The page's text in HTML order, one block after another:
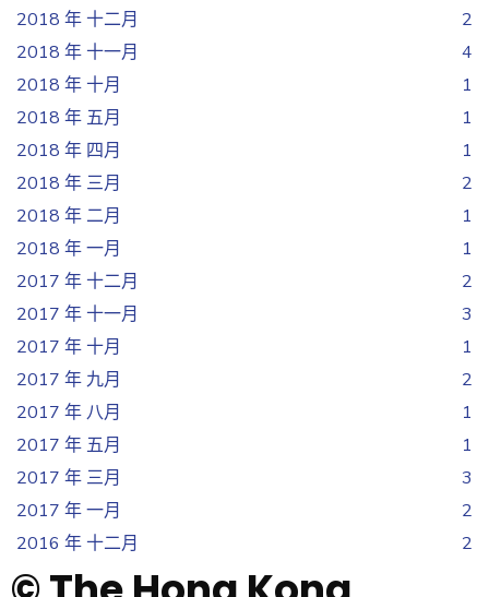
2018 年 十二月
2
2018 年 十一月
4
2018 年 十月
1
2018 年 五月
1
2018 年 四月
1
2018 年 三月
2
2018 年 二月
1
2018 年 一月
1
2017 年 十二月
2
2017 年 十一月
3
2017 年 十月
1
2017 年 九月
2
2017 年 八月
1
2017 年 五月
1
2017 年 三月
3
2017 年 一月
2
2016 年 十二月
2